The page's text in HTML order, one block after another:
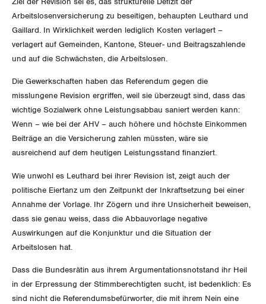
Energie und Umwelt
Kommunikation und Medien
GLEICHSTELLUNG
Gleichstellung von LGBTI
BILDUNG & JUGEND
International
Landesstreik
SERVICE
NEWSLETTER
BROSCHÜREN/BÜCHER
DER SGB
WIR ÜBER UNS
GREMIEN
Vorstand
Medien
Publikationen
Blog
Arbeitslosenversicherung zu beseitigen, behaupten Leuthard und
Gaillard. In Wirklichkeit werden lediglich Kosten verlagert –
verlagert auf Gemeinden, Kantone, Steuer- und Beitragszahlende
und auf die Schwächsten, die Arbeitslosen.
Die Gewerkschaften haben das Referendum gegen die
misslungene Revision ergriffen, weil sie überzeugt sind, dass das
wichtige Sozialwerk ohne Leistungsabbau saniert werden kann:
Wenn – wie bei der AHV – auch höhere und höchste Einkommen
Beiträge an die Versicherung zahlen müssten, wäre sie
ausreichend auf dem heutigen Leistungsstand finanziert.
Wie unwohl es Leuthard bei ihrer Revision ist, zeigt auch der
politische Eiertanz um den Zeitpunkt der Inkraftsetzung bei einer
Annahme der Vorlage. Ihr Zögern und ihre Unsicherheit beweisen,
dass sie genau weiss, dass die Abbauvorlage negative
Auswirkungen auf die Konjunktur und die Situation der
Arbeitslosen hat.
Dass die Bundesrätin aus ihrem Argumentationsnotstand ihr Heil
in der Erpressung der Stimmberechtigten sucht, ist bedenklich: Es
sind nicht die Referendumsbefürworter, die mit ihrem Nein eine